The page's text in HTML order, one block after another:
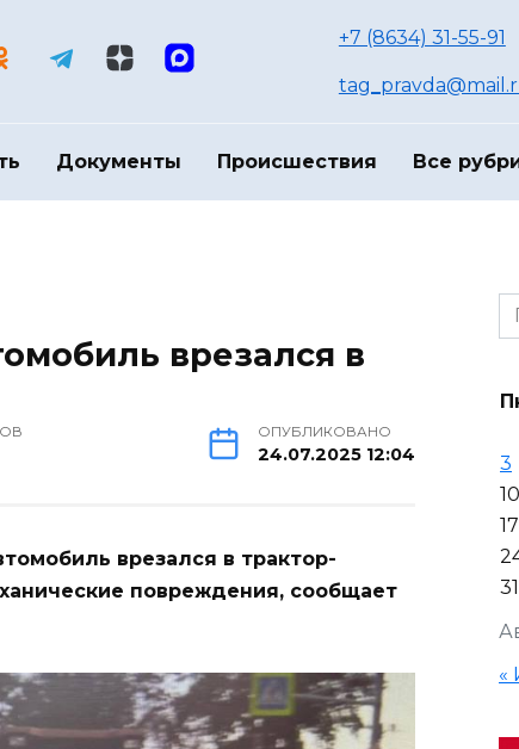
+7 (8634) 31-55-91
Документы Происшествия Все
врезался в
ОПУБЛИКОВАНО
24.07.2025 12:04
врезался в трактор-
повреждения, сообщает
3
10
17
31
«